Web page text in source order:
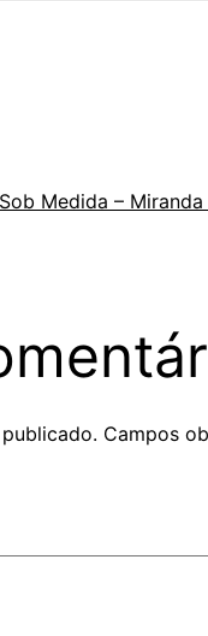
Medida –
Campos